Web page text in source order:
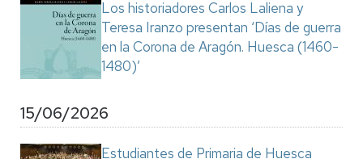
Los historiadores Carlos Laliena y
Teresa Iranzo presentan ‘Días de guerra
en la Corona de Aragón. Huesca (1460-
1480)’
15/06/2026
Estudiantes de Primaria de Huesca